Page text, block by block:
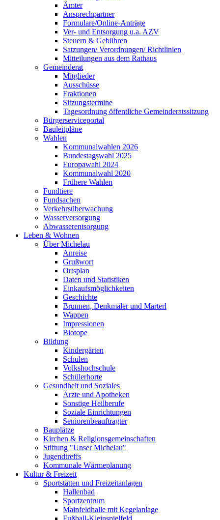
Ämter
Ansprechpartner
Formulare/Online-Anträge
Ver- und Entsorgung u.a. AZV
Steuern & Gebühren
Satzungen/ Verordnungen/ Richtlinien
Mitteilungen aus dem Rathaus
Gemeinderat
Mitglieder
Ausschüsse
Fraktionen
Sitzungstermine
Tagesordnung öffentliche Gemeinderatssitzung
Bürgerserviceportal
Bauleitpläne
Wahlen
Kommunalwahlen 2026
Bundestagswahl 2025
Europawahl 2024
Kommunalwahl 2020
Frühere Wahlen
Fundtiere
Fundsachen
Verkehrsüberwachung
Wasserversorgung
Abwasserentsorgung
Leben & Wohnen
Über Michelau
Anreise
Grußwort
Ortsplan
Daten und Statistiken
Einkaufsmöglichkeiten
Geschichte
Brunnen, Denkmäler und Marterl
Wappen
Impressionen
Biotope
Bildung
Kindergärten
Schulen
Volkshochschule
Schülerhorte
Gesundheit und Soziales
Ärzte und Apotheken
Sonstige Heilberufe
Soziale Einrichtungen
Seniorenbeauftragter
Bauplätze
Kirchen & Religionsgemeinschaften
Stiftung "Unser Michelau"
Jugendtreffs
Kommunale Wärmeplanung
Kultur & Freizeit
Sportstätten und Freizeitanlagen
Hallenbad
Sportzentrum
Mainfeldhalle mit Kegelanlage
Fußball-Kleinspielfeld